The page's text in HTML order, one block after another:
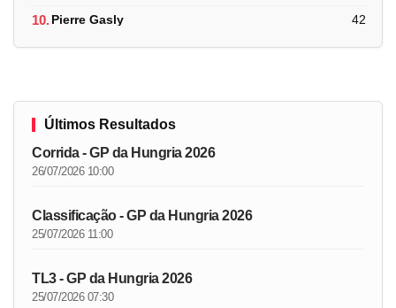
10.Pierre Gasly 42
Últimos Resultados
Corrida - GP da Hungria 2026
26/07/2026 10:00
Classificação - GP da Hungria 2026
25/07/2026 11:00
TL3 - GP da Hungria 2026
25/07/2026 07:30